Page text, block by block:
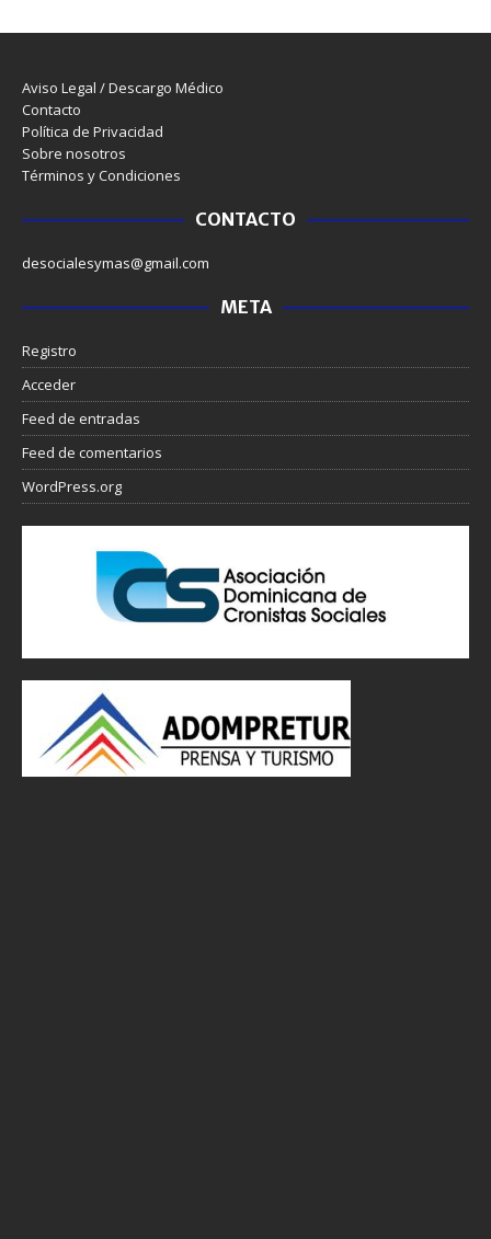
Aviso Legal / Descargo Médico
Contacto
Política de Privacidad
Sobre nosotros
Términos y Condiciones
CONTACTO
desocialesymas@gmail.com
META
Registro
Acceder
Feed de entradas
Feed de comentarios
WordPress.org